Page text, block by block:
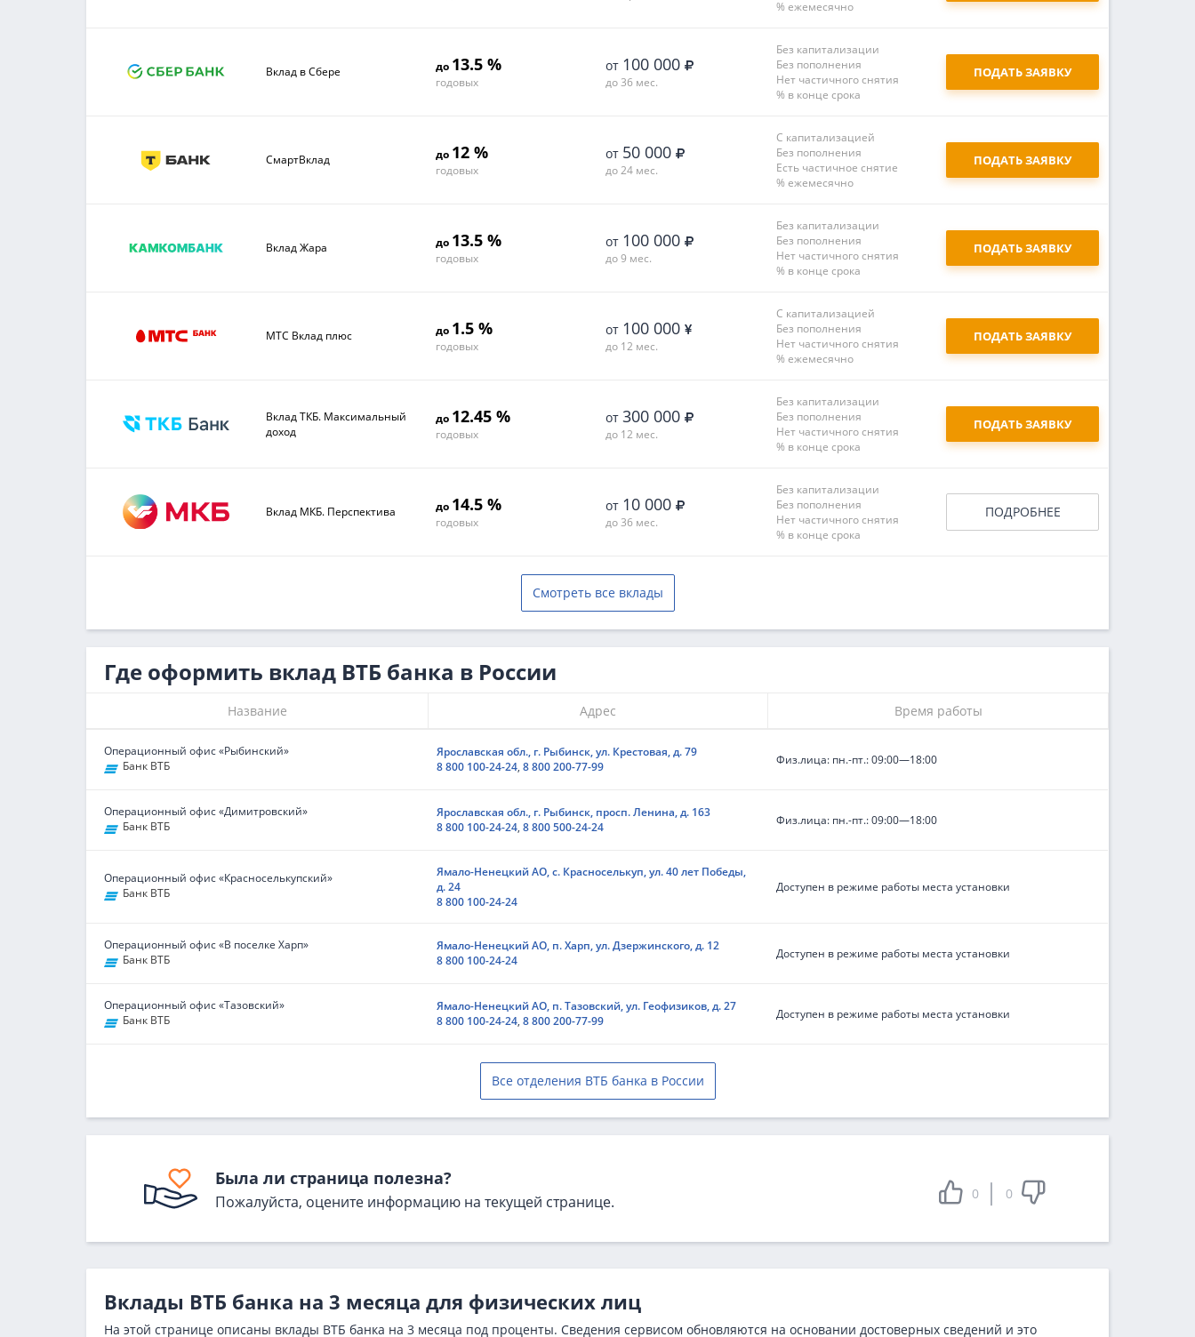
% ежемесячно
Вклад в Сбере до 13.5 %
годовых
от 100 000
до 36 мес.
Без капитализации
Без пополнения
Нет частичного снятия
% в конце срока
ПОДАТЬ ЗАЯВКУ
СмартВклад до 12 %
годовых
от 50 000
до 24 мес.
С капитализацией
Без пополнения
Есть частичное снятие
% ежемесячно
ПОДАТЬ ЗАЯВКУ
Вклад Жара до 13.5 %
годовых
от 100 000
до 9 мес.
Без капитализации
Без пополнения
Нет частичного снятия
% в конце срока
ПОДАТЬ ЗАЯВКУ
МТС Вклад плюс до 1.5 %
годовых
от 100 000
до 12 мес.
С капитализацией
Без пополнения
Нет частичного снятия
% ежемесячно
ПОДАТЬ ЗАЯВКУ
Вклад ТКБ. Максимальный
доход
до 12.45 %
годовых
от 300 000
до 12 мес.
Без капитализации
Без пополнения
Нет частичного снятия
% в конце срока
ПОДАТЬ ЗАЯВКУ
Вклад МКБ. Перспектива до 14.5 %
годовых
от 10 000
до 36 мес.
Без капитализации
Без пополнения
Нет частичного снятия
% в конце срока
ПОДРОБНЕЕ
Смотреть все вклады
Где оформить вклад ВТБ банка в России
Название Адрес Время работы
Операционный офис «Рыбинский»
Банк ВТБ
Ярославская обл., г. Рыбинск, ул. Крестовая, д. 79
8 800 100-24-24, 8 800 200-77-99 Физ.лица: пн.-пт.: 09:00—18:00
Операционный офис «Димитровский»
Банк ВТБ
Ярославская обл., г. Рыбинск, просп. Ленина, д. 163
8 800 100-24-24, 8 800 500-24-24 Физ.лица: пн.-пт.: 09:00—18:00
Операционный офис «Красноселькупский»
Банк ВТБ
Ямало-Ненецкий АО, с. Красноселькуп, ул. 40 лет Победы,
д. 24
8 800 100-24-24
Доступен в режиме работы места установки
Операционный офис «В поселке Харп»
Банк ВТБ
Ямало-Ненецкий АО, п. Харп, ул. Дзержинского, д. 12
8 800 100-24-24
Доступен в режиме работы места установки
Операционный офис «Тазовский»
Банк ВТБ
Ямало-Ненецкий АО, п. Тазовский, ул. Геофизиков, д. 27
8 800 100-24-24, 8 800 200-77-99 Доступен в режиме работы места установки
Все отделения ВТБ банка в России
Была ли страница полезна?
Пожалуйста, оцените информацию на текущей странице. 0 0
Вклады ВТБ банка на 3 месяца для физических лиц
На этой странице описаны вклады ВТБ банка на 3 месяца под проценты. Сведения сервисом обновляются на основании достоверных сведений и это